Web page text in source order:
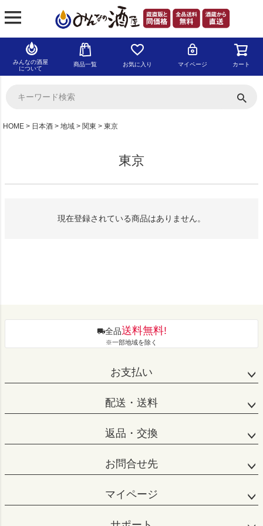
みんなの酒屋
について
商品一覧 お気に入り マイページ カート
HOME 日本酒 地域 関東 東京
東京
現在登録されている商品はありません。
全品送料無料!
※一部地域を除く
お支払い
配送・送料
返品・交換
お問合せ先
マイページ